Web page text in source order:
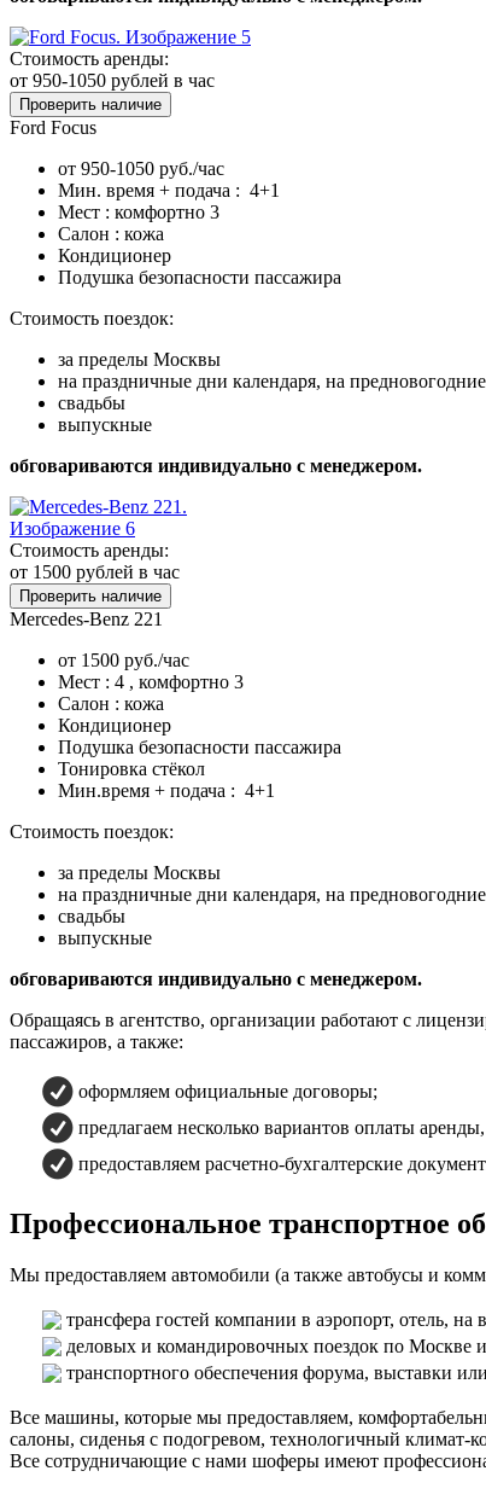
Стоимость аренды:
от 950-1050 рублей в час
Проверить наличие
Ford Focus
от 950-1050 руб./час
Мин. время + подача : 4+1
Мест : комфортно 3
Салон : кожа
Кондиционер
Подушка безопасности пассажира
Стоимость поездок:
за пределы Москвы
на праздничные дни календаря, на
свадьбы
выпускные
обговариваются индивидуально с менеджером.
Стоимость аренды:
от 1500 рублей в час
Проверить наличие
Mercedes-Benz 221
от 1500 руб./час
Мест : 4 , комфортно 3
Салон : кожа
Кондиционер
Подушка безопасности пассажира
Тонировка стёкол
Мин.время + подача : 4+1
Стоимость поездок:
за пределы Москвы
на праздничные дни календаря, на
свадьбы
выпускные
обговариваются индивидуально с менеджером.
Обращаясь в агентство, организации работают с
пассажиров, а также:
оформляем официальные договоры;
предлагаем несколько вариантов оплаты
предоставляем расчетно-бухгалтерские
Профессиональное транспортное
Мы предоставляем автомобили (а также автобусы и
трансфера гостей компании в аэропорт, отель,
деловых и командировочных поездок по Москве
транспортного обеспечения форума, выставки
Все машины, которые мы предоставляем,
салоны, сиденья с подогревом, технологичный климат-
Все сотрудничающие с нами шоферы имеют